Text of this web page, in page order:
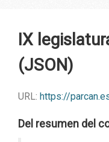
IX
(JSON)
URL: https://parcan.es/
Del resumen del